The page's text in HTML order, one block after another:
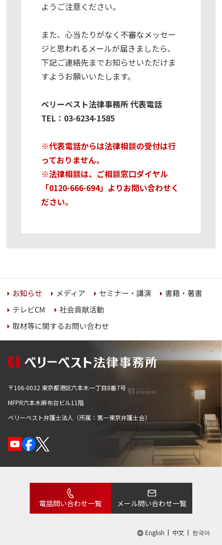
ようご注意ください。
また、心当たりがなく不審なメッセー
ジと思われるメールが届きましたら、
下記ご連絡先までお知らせいただけま
すようお願いいたします。
ベリーベスト法律事務所 代表電話
TEL：03-6234-1585
※代表電話からは法律相談の受付は行
っておりません。
※法律相談は、ご相談窓口ダイヤル
「0120-666-694」よりお問い合わせく
ださい。
お知らせ メディア セミナー・講演 書籍・著書
テレビCM 社会貢献活動
取材等に関するお問い合わせ
〒106-0032 東京都港区六本木一丁目8番7号
MFPR六本木麻布台ビル11階
ベリーベスト弁護士法人（所属：第一東京弁護士会）
電話問い合わせ一覧 メール問い合わせ一覧
English 中文 한국어